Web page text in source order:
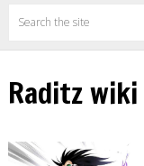
Raditz